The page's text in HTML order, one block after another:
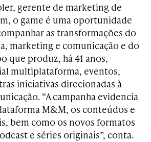
gerente de marketing de
o game é uma oportunidade
as transformações do
marketing e comunicação e do
que produz, há 41 anos,
multiplataforma, eventos,
iniciativas direcionadas à
“A campanha evidencia
M&M, os conteúdos e
bem como os novos formatos
e séries originais”, conta.